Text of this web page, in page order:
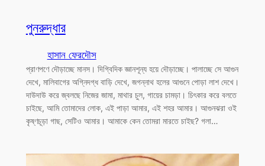
পুনরুদ্ধার
হাসান ফেরদৌস
প্রাণপণে দৌড়াচ্ছে মানস। দিগ্বিদিক জ্ঞানশূন্য হয়ে দৌড়াচ্ছে। পালাচ্ছে সে আগুন
দেখে, মালিবাগের অগ্নিদগ্ধ বাড়ি দেখে, জগন্নাথ হলের আগুনে পোড়া লাশ দেখে।
দাউদাউ করে জ্বলছে নিজের জামা, মাথার চুল, গায়ের চামড়া। চিৎকার করে বলতে
চাইছে, আমি তোমাদের লোক, এই পাড়া আমার, এই শহর আমার। আগুনঝরা ওই
কৃষ্ণচূড়া গাছ, সেটিও আমার। আমাকে কেন তোমরা মারতে চাইছ? গলা…